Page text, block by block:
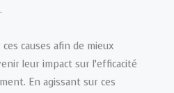
causes afin de mieux
leur impact sur l’efficacité
En agissant sur ces